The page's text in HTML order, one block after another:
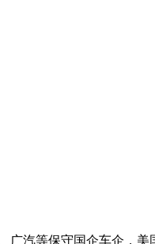
等保守国企车企，美